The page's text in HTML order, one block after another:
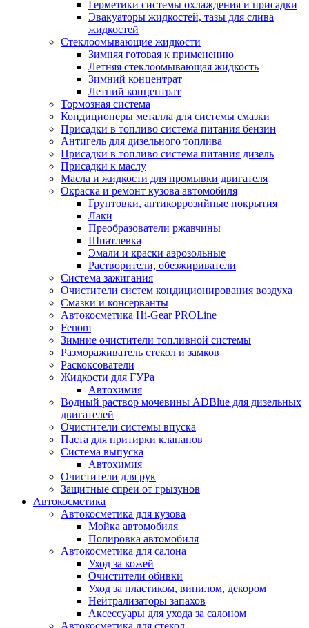
Герметики системы охлаждения и присадки
Эвакуаторы жидкостей, тазы для слива
жидкостей
Стеклоомывающие жидкости
Зимняя готовая к применению
Летняя стеклоомывающая жидкость
Зимний концентрат
Летний концентрат
Тормозная система
Кондиционеры металла для системы смазки
Присадки в топливо система питания бензин
Антигель для дизельного топлива
Присадки в топливо система питания дизель
Присадки к маслу
Масла и жидкости для промывки двигателя
Окраска и ремонт кузова автомобиля
Грунтовки, антикоррозийные покрытия
Лаки
Преобразователи ржавчины
Шпатлевка
Эмали и краски аэрозольные
Растворители, обезжириватели
Система зажигания
Очистители систем кондиционирования воздуха
Смазки и консерванты
Автокосметика Hi-Gear PROLine
Fenom
Зимние очистители топливной системы
Размораживатель стекол и замков
Раскоксователи
Жидкости для ГУРа
Автохимия
Водный раствор мочевины ADBlue для дизельных
двигателей
Очистители системы впуска
Паста для притирки клапанов
Система выпуска
Автохимия
Очистители для рук
Защитные спреи от грызунов
Автокосметика
Автокосметика для кузова
Мойка автомобиля
Полировка автомобиля
Автокосметика для салона
Уход за кожей
Очистители обивки
Уход за пластиком, винилом, декором
Нейтрализаторы запахов
Аксессуары для ухода за салоном
Автокосметика для стекол